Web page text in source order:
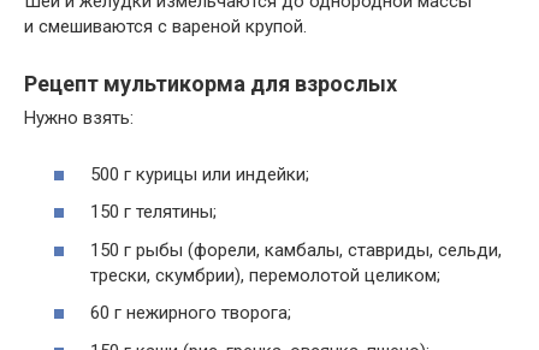
и смешиваются с вареной крупой.
Рецепт мультикорма для взрослых
Нужно взять:
500 г курицы или индейки;
150 г телятины;
150 г рыбы (форели, камбалы, ставриды, сельди,
трески, скумбрии), перемолотой целиком;
60 г нежирного творога;